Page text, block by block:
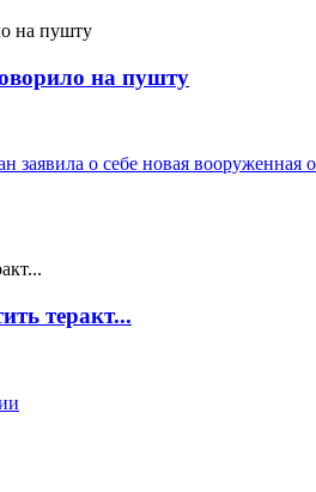
на пушту
о себе новая вооруженная
теракт...